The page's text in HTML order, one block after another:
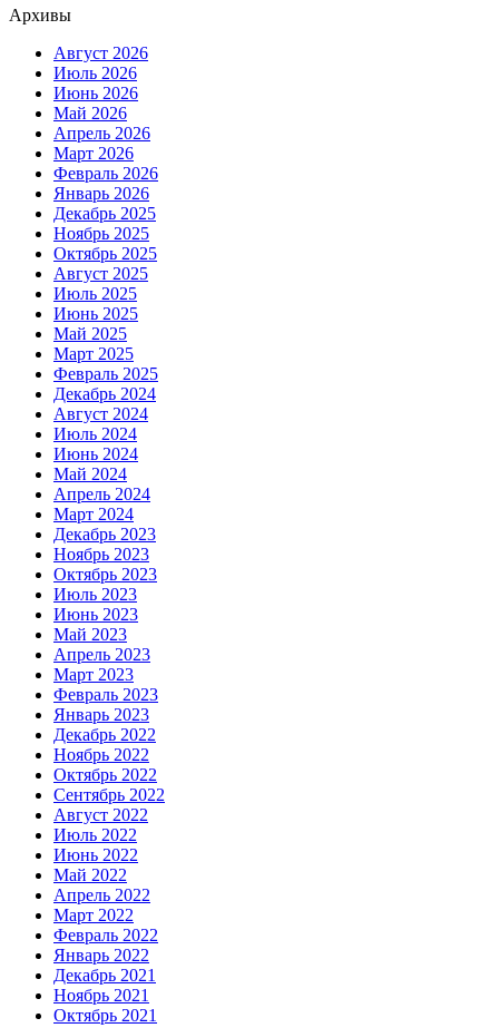
Архивы
Август 2026
Июль 2026
Июнь 2026
Май 2026
Апрель 2026
Март 2026
Февраль 2026
Январь 2026
Декабрь 2025
Ноябрь 2025
Октябрь 2025
Август 2025
Июль 2025
Июнь 2025
Май 2025
Март 2025
Февраль 2025
Декабрь 2024
Август 2024
Июль 2024
Июнь 2024
Май 2024
Апрель 2024
Март 2024
Декабрь 2023
Ноябрь 2023
Октябрь 2023
Июль 2023
Июнь 2023
Май 2023
Апрель 2023
Март 2023
Февраль 2023
Январь 2023
Декабрь 2022
Ноябрь 2022
Октябрь 2022
Сентябрь 2022
Август 2022
Июль 2022
Июнь 2022
Май 2022
Апрель 2022
Март 2022
Февраль 2022
Январь 2022
Декабрь 2021
Ноябрь 2021
Октябрь 2021